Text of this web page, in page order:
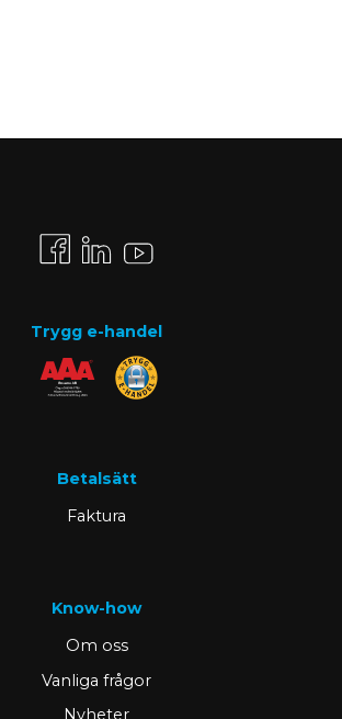
Trygg e-handel
Betalsätt
Faktura
Know-how
Om oss
Vanliga frågor
Nyheter